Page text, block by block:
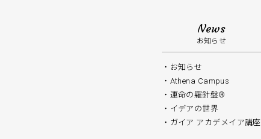
News
お知らせ
お知らせ
Athena Campus
運命の羅針盤®️
イデアの世界
ガイア アカデメイア講座